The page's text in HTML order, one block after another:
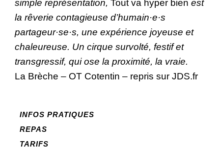
simple représentation, Tout va hyper bien est
la rêverie contagieuse d’humain·e·s
partageur·se·s, une expérience joyeuse et
chaleureuse. Un cirque survolté, festif et
transgressif, qui ose la proximité, la vraie.
La Brèche – OT Cotentin – repris sur JDS.fr
INFOS PRATIQUES
REPAS
TARIFS